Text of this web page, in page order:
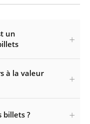
un
à la valeur
billets ?